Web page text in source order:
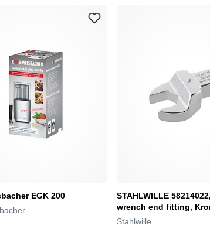
EGK 200
STAHLWILLE
wrench end fitting,
Stahlwille